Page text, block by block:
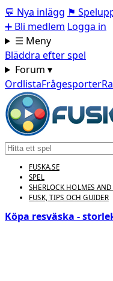
💬 Nya inlägg ⚑
➕ Bli medlem Logga in
☰ Meny
Bläddra efter spel
Forum ▾
OrdlistaFrågesporter
FUSKA.SE
SPEL
SHERLOCK HOLMES
FUSK, TIPS OCH GUIDER
Köpa resväska -